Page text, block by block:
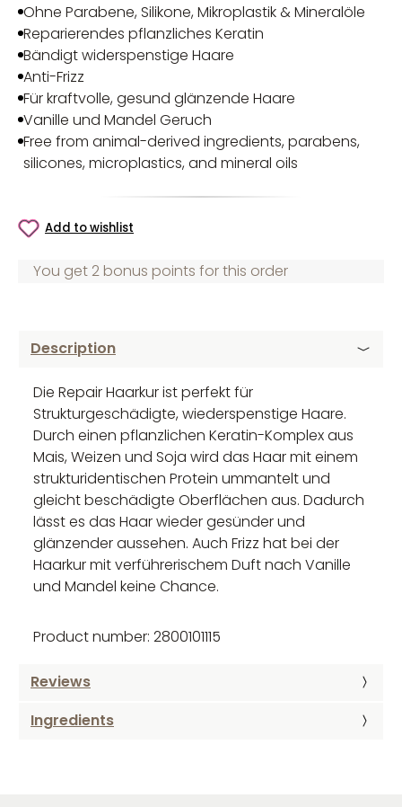
Ohne Parabene, Silikone, Mikroplastik & Mineralöle
Reparierendes pflanzliches Keratin
Bändigt widerspenstige Haare
Anti-Frizz
Für kraftvolle, gesund glänzende Haare
Vanille und Mandel Geruch
Free from animal-derived ingredients, parabens,
silicones, microplastics, and mineral oils
Add to wishlist
You get 2 bonus points for this order
Description
Die Repair Haarkur ist perfekt für
Strukturgeschädigte, wiederspenstige Haare.
Durch einen pflanzlichen Keratin-Komplex aus
Mais, Weizen und Soja wird das Haar mit einem
strukturidentischen Protein ummantelt und
gleicht beschädigte Oberflächen aus. Dadurch
lässt es das Haar wieder gesünder und
glänzender aussehen. Auch Frizz hat bei der
Haarkur mit verführerischem Duft nach Vanille
und Mandel keine Chance.
Product number: 2800101115
Reviews
Ingredients